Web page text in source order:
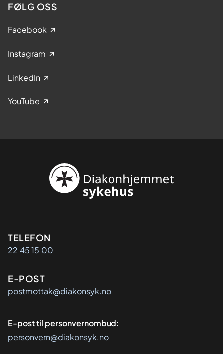
FØLG OSS
Facebook
Instagram
LinkedIn
YouTube
Kontaktinformasjon
TELEFON
22 45 15 00
E-POST
postmottak@diakonsyk.no
E-post til personvernombud:
personvern@diakonsyk.no